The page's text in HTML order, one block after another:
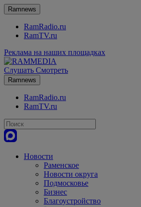
Ramnews
RamRadio.ru
RamTV.ru
Реклама на наших площадках
Слушать Смотреть
Ramnews
RamRadio.ru
RamTV.ru
Новости
Раменское
Новости округа
Подмосковье
Бизнес
Благоустройство